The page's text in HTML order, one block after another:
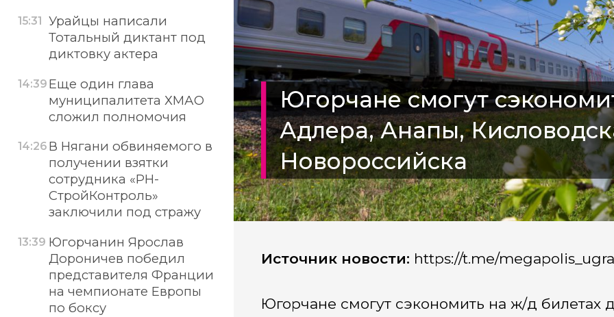
Югорчане смогут
Адлера, Анапы,
Новороссийска
Источник новости: https://t.me/
Югорчане смогут сэкономить на ж/д билетах
15:31 Урайцы написали
Тотальный диктант под
диктовку актера
14:39 Еще один глава
муниципалитета ХМАО
сложил полномочия
14:26 В Нягани обвиняемого в
получении взятки
сотрудника «РН-
СтройКонтроль»
заключили под стражу
13:39 Югорчанин Ярослав
Дороничев победил
представителя Франции
на чемпионате Европы
по боксу